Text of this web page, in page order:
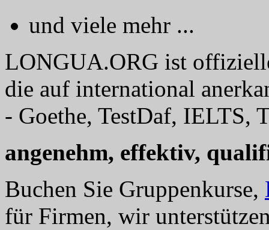
und viele mehr ...
LONGUA.ORG ist
die auf international
- Goethe, TestDaf, IELTS,
angenehm, effektiv,
Buchen Sie Gruppenkurse,
für Firmen, wir